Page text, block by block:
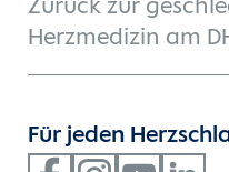
Zurück zur
Herzmedizin am
Für jeden